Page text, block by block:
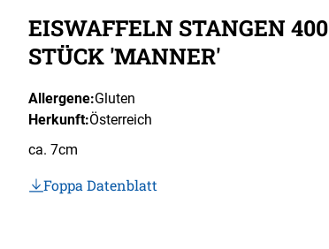
EISWAFFELN STANGEN 400
STÜCK 'MANNER'
Allergene:Gluten
Herkunft:Österreich
ca. 7cm
Foppa Datenblatt